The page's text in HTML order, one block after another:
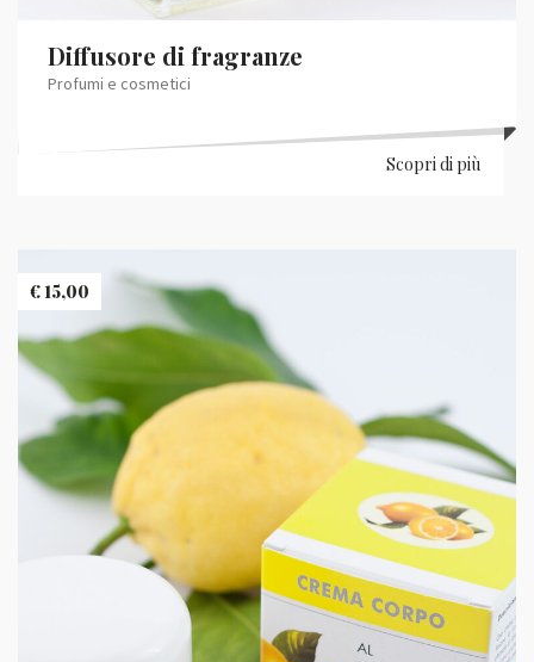
Diffusore di fragranze
Profumi e cosmetici
Scopri di più
€15,00